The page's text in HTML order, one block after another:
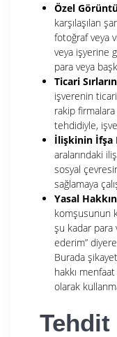
Özel
karşılaşılan
fotoğraf veya
veya işyerine
para veya
Ticari
işverenin ticari
rakip
tehdidiyle,
İlişkinin İfşa
aralarındaki
sosyal
sağlamaya
Yasal
komşusunun
şu kadar para
ederim”
Burada
hakkı
olarak
Tehdit